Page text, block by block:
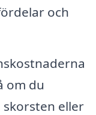
och
om du
eller